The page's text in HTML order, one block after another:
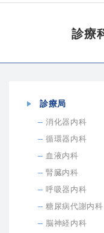
診療
診療局
消化器内科
循環器内科
血液内科
腎臓内科
呼吸器内科
糖尿病代謝内科
脳神経内科